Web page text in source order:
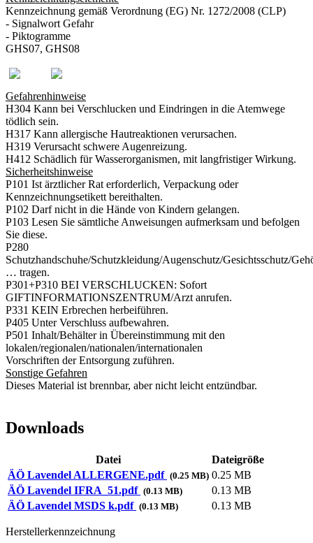
Kennzeichnung gemäß Verordnung (EG) Nr. 1272/2008 (CLP)
- Signalwort Gefahr
- Piktogramme
GHS07, GHS08
Gefahrenhinweise
H304 Kann bei Verschlucken und Eindringen in die Atemwege
tödlich sein.
H317 Kann allergische Hautreaktionen verursachen.
H319 Verursacht schwere Augenreizung.
H412 Schädlich für Wasserorganismen, mit langfristiger Wirkung.
Sicherheitshinweise
P101 Ist ärztlicher Rat erforderlich, Verpackung oder
Kennzeichnungsetikett bereithalten.
P102 Darf nicht in die Hände von Kindern gelangen.
P103 Lesen Sie sämtliche Anweisungen aufmerksam und befolgen
Sie diese.
P280
Schutzhandschuhe/Schutzkleidung/Augenschutz/Gesichtsschutz/
… tragen.
P301+P310 BEI VERSCHLUCKEN: Sofort
GIFTINFORMATIONSZENTRUM/Arzt anrufen.
P331 KEIN Erbrechen herbeiführen.
P405 Unter Verschluss aufbewahren.
P501 Inhalt/Behälter in Übereinstimmung mit den
lokalen/regionalen/nationalen/internationalen
Vorschriften der Entsorgung zuführen.
Sonstige Gefahren
Dieses Material ist brennbar, aber nicht leicht entzündbar.
Downloads
Datei
Dateigröße
ÄÖ Lavendel ALLERGENE.pdf (0.25 MB) 0.25 MB
ÄÖ Lavendel IFRA_51.pdf (0.13 MB)
0.13 MB
ÄÖ Lavendel MSDS k.pdf (0.13 MB) 0.13 MB
Herstellerkennzeichnung